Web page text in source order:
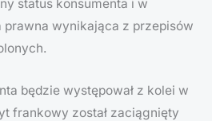
status konsumenta i w
wynikająca z przepisów
będzie występował z kolei w
frankowy został zaciągnięty